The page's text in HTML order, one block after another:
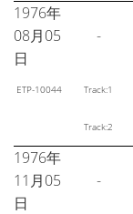
1976年
08月05
日
-
ETP-10044 Track:1
Track:2
1976年
11月05
日
-